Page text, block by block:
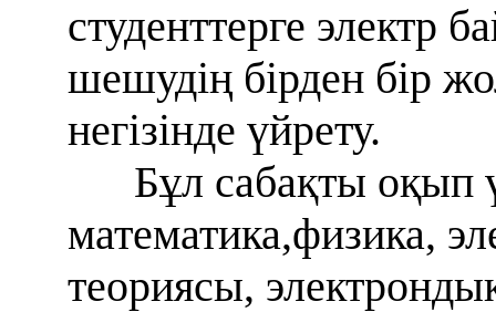
студенттерге электр
шешудің бірден бір
негізінде үйрету.
Бұл сабақты оқып
математика,физика,
теориясы,